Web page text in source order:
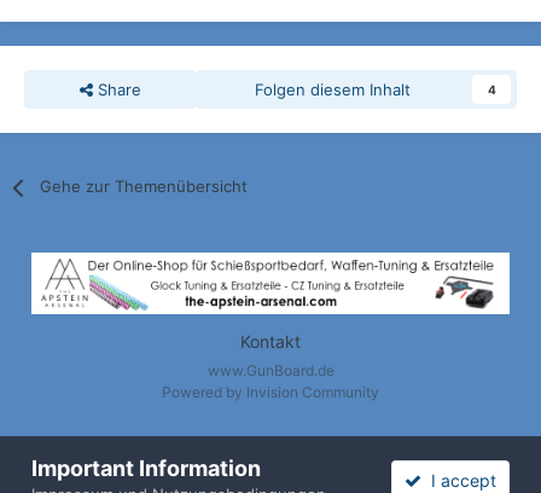
Share Folgen diesem Inhalt 4
Gehe zur Themenübersicht
Kontakt
www.GunBoard.de
Powered by Invision Community
Important Information I accept
Nach oben / Back to Top